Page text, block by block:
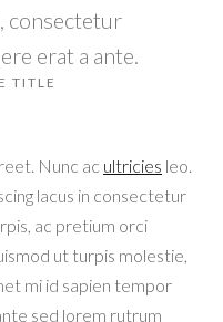
consectetur
erat a ante.
TITLE
Nunc ac ultricies leo.
lacus in consectetur
ac pretium orci
ut turpis molestie,
mi id sapien tempor
sed lorem rutrum